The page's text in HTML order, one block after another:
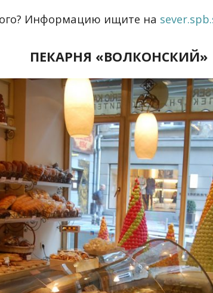
Информацию ищите на
ПЕКАРНЯ «ВОЛКОНСКИЙ»